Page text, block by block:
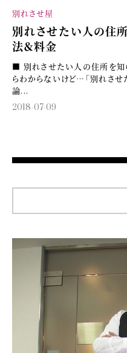
別れさせ屋
別れさせたい人の住
法＆料金
■ 別れさせたい人の住所を知
らわからないけど…「別れさせ
論...
2018-07-09